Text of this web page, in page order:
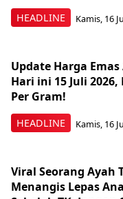
HEADLINE Kamis, 16
HEADLINE
Update Harga
Hari ini 15 Juli 2026,
Per Gram!
Kamis, 16
Viral Seorang Ayah
Menangis Lepas